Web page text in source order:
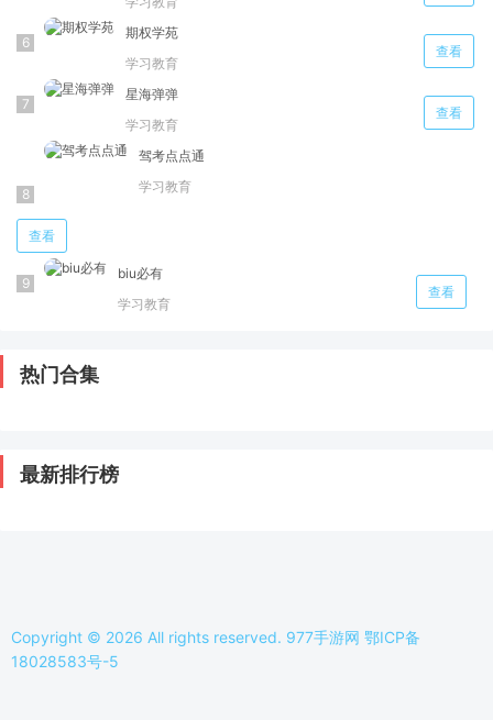
期权学苑
学习教育
查看
星海弹弹
学习教育
查看
驾考点点通
学习教育
查看
biu必有
学习教育
查看
热门合集
最新排行榜
Copyright © 2026 All rights reserved. 977手游网 鄂ICP备
18028583号-5